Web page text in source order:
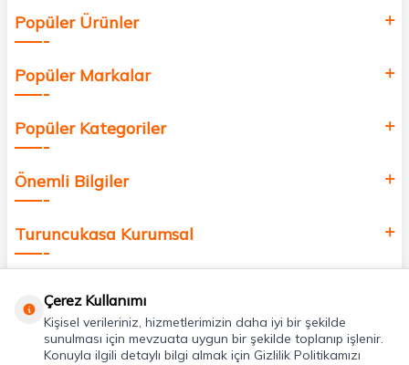
değer katmak için bize katılın!
Popüler Ürünler
Popüler Markalar
Popüler Kategoriler
Önemli Bilgiler
Turuncukasa Kurumsal
Uygulamalarımız
Çerez Kullanımı
Kişisel verileriniz, hizmetlerimizin daha iyi bir şekilde
sunulması için mevzuata uygun bir şekilde toplanıp işlenir.
Konuyla ilgili detaylı bilgi almak için Gizlilik Politikamızı